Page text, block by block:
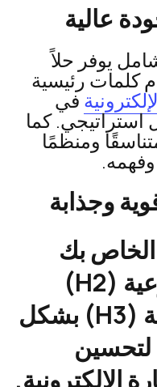
يوفر حلاً
كلمات رئيسية
في
كما
ومنظمًا
بك
باستخدام عناوين فرعية (H2)
وعناوين فرعية فرعية (H3) بشكل
الإلكترونية.